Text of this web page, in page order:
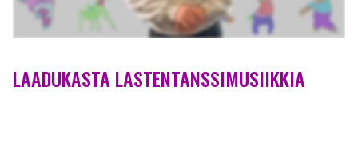
LAADUKASTA LASTENTANSSIMUSIIKKIA